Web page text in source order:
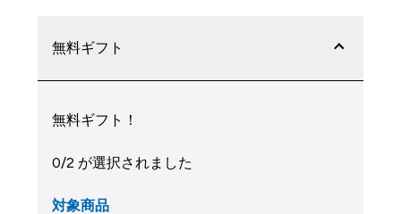
無料ギフト
無料ギフト！
0/2 が選択されました
対象商品